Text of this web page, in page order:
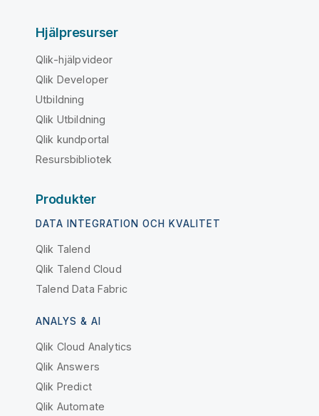
Hjälpresurser
Qlik-hjälpvideor
Qlik Developer
Utbildning
Qlik Utbildning
Qlik kundportal
Resursbibliotek
Produkter
DATA INTEGRATION OCH KVALITET
Qlik Talend
Qlik Talend Cloud
Talend Data Fabric
ANALYS & AI
Qlik Cloud Analytics
Qlik Answers
Qlik Predict
Qlik Automate